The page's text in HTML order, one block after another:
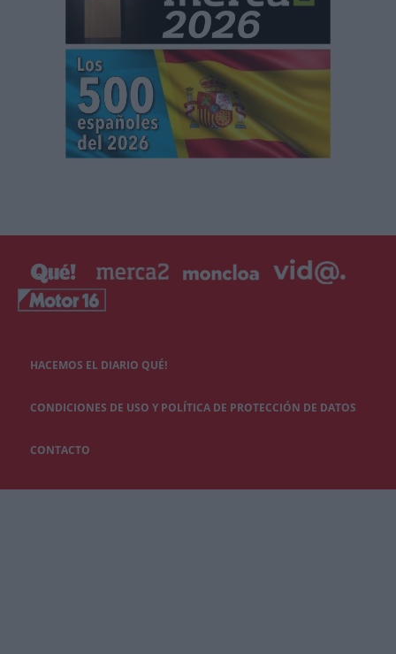
HACEMOS EL DIARIO QUÉ!
CONDICIONES DE USO Y POLÍTICA DE PROTECCIÓN DE DATOS
CONTACTO